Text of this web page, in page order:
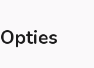
Opties